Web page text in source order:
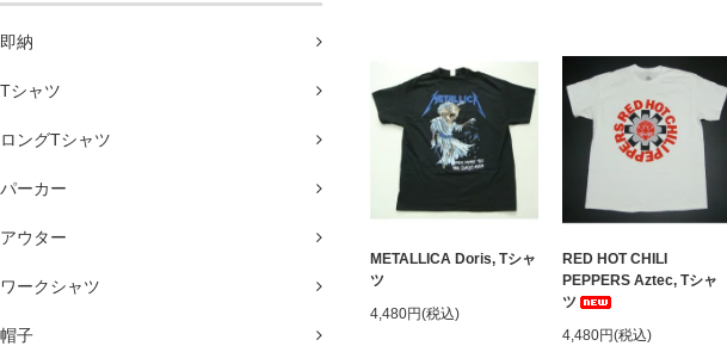
即納
Tシャツ
ロングTシャツ
パーカー
アウター
ワークシャツ
帽子
METALLICA Doris, Tシャ
ツ
4,480円(税込)
RED HOT CHILI
PEPPERS Aztec, Tシャ
ツ
4,480円(税込)